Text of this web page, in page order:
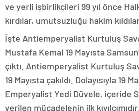
ve yerli işbirlikçileri 99 yıl önce
kırdılar, umutsuzluğu hakim
İşte Antiemperyalist Kurtuluş
Mustafa Kemal 19 Mayısta
çıktı. Antiemperyalist Kurtuluş
19 Mayısta çakıldı. Dolayısıyla 19
Emperyalist Yedi Düvele, içeride
verilen mücadelenin ilk